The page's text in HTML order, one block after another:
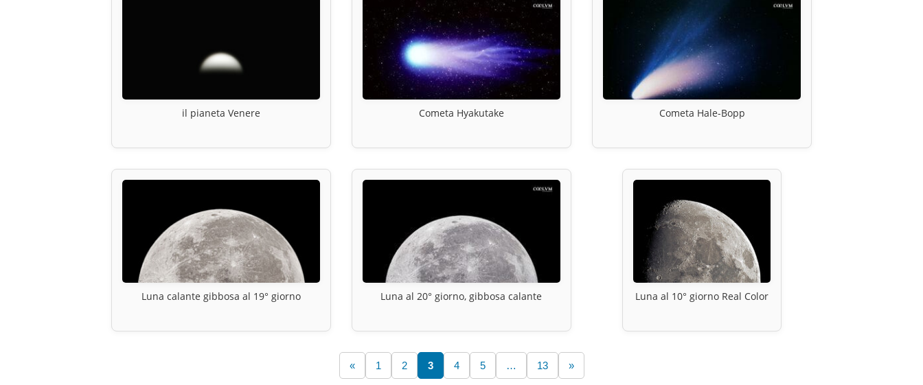
il pianeta Venere Cometa Hyakutake Cometa Hale-Bopp
Luna calante gibbosa al 19° giorno Luna al 20° giorno, gibbosa calante Luna al 10° giorno Real Color
« 1 2 3 4 5 … 13 »